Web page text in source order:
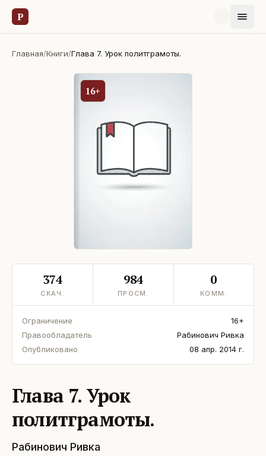
Р
Главная/Книги/Глава 7. Урок политграмоты.
16+
374
СКАЧ.
984
ПРОСМ.
0
КОММ.
Ограничение
16+
Правообладатель
Рабинович Ривка
Опубликовано
08 апр. 2014 г.
Глава 7. Урок
политграмоты.
Рабинович Ривка